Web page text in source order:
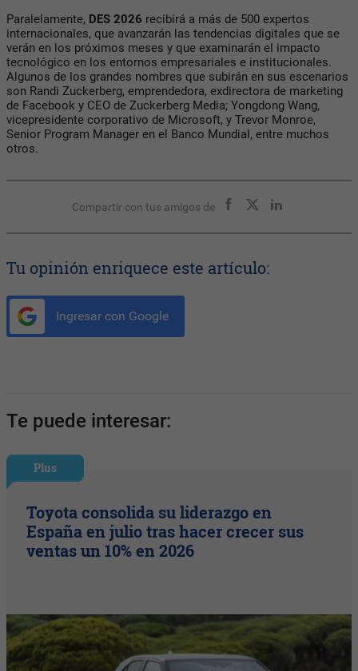
Paralelamente, DES 2026 recibirá a más de 500 expertos
internacionales, que avanzarán las tendencias digitales que se
verán en los próximos meses y que examinarán el impacto
tecnológico en los entornos empresariales e institucionales.
Algunos de los grandes nombres que subirán en sus escenarios
son Randi Zuckerberg, emprendedora, exdirectora de marketing
de Facebook y CEO de Zuckerberg Media; Yongdong Wang,
vicepresidente corporativo de Microsoft, y Trevor Monroe,
Senior Program Manager en el Banco Mundial, entre muchos
otros.
Compartir con tus amigos de
Tu opinión enriquece este artículo:
Ingresar con Google
Te puede interesar:
Plus
Toyota consolida su liderazgo en
España en julio tras hacer crecer sus
ventas un 10% en 2026